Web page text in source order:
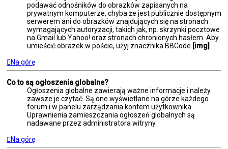
podawać odnośników do obrazków zapisanych na
prywatnym komputerze, chyba że jest publicznie dostępnym
serwerem ani do obrazków znajdujących się na stronach
wymagających autoryzacji, takich jak, np. skrzynki pocztowe
na Gmail lub Yahoo! oraz stronach chronionych hasłem. Aby
umieścić obrazek w poście, użyj znacznika BBCode [img]
Na górę
Co to są ogłoszenia globalne?
Ogłoszenia globalne zawierają ważne informacje i należy
zawsze je czytać. Są one wyświetlane na górze każdego
forum i w panelu zarządzania kontem użytkownika.
Uprawnienia zamieszczania ogłoszeń globalnych są
nadawane przez administratora witryny.
Na górę